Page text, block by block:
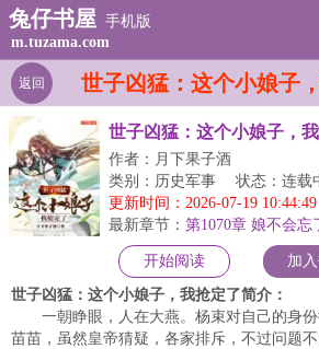
兔仔书屋 手机版
m.tuzama.com
世子凶猛：这个小娘子
返回
世子凶猛：这个小娘子，
作者：月下果子酒
类别：历史军事
状态：连载
更新时间：2026-07-19 10:44:49
最新章节： 第1070章 娘不会
开始阅读 加
世子凶猛：这个小娘子，我抢定了简介：
一朝睁眼，人在大燕。杨束对自己的身
苗苗，虽然皇帝猜疑，各家排斥，不过问题